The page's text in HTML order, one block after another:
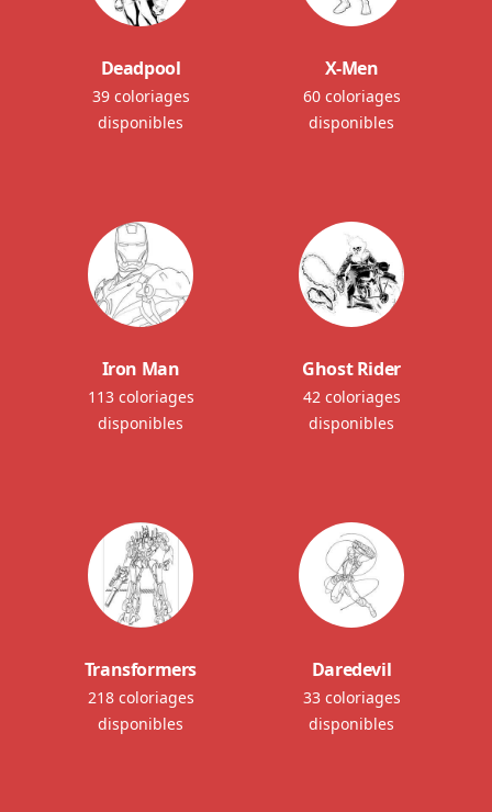
Deadpool
39 coloriages
disponibles
X-Men
60 coloriages
disponibles
Iron Man
113 coloriages
disponibles
Ghost Rider
42 coloriages
disponibles
Transformers
218 coloriages
disponibles
Daredevil
33 coloriages
disponibles